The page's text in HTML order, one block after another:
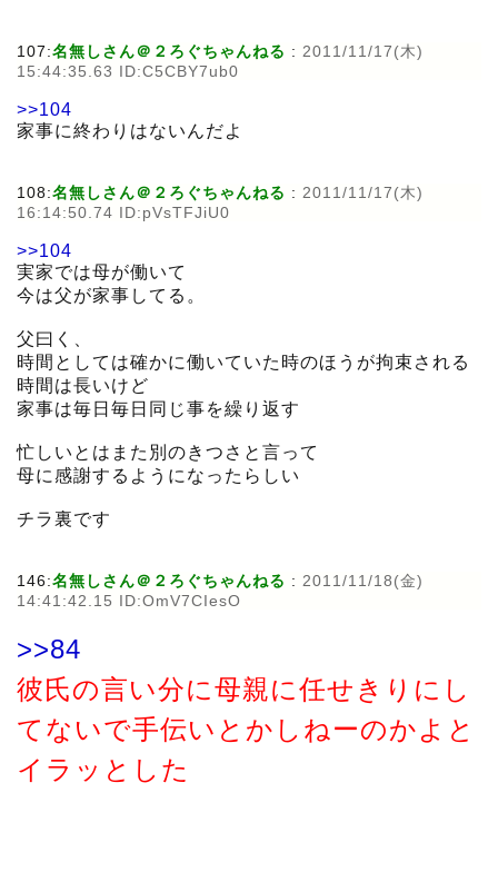
107:名無しさん＠２ろぐちゃんねる : 2011/11/17(木)
15:44:35.63 ID:C5CBY7ub0
>>104
家事に終わりはないんだよ
108:名無しさん＠２ろぐちゃんねる : 2011/11/17(木)
16:14:50.74 ID:pVsTFJiU0
>>104
実家では母が働いて
今は父が家事してる。
父曰く、
時間としては確かに働いていた時のほうが拘束される
時間は長いけど
家事は毎日毎日同じ事を繰り返す
忙しいとはまた別のきつさと言って
母に感謝するようになったらしい
チラ裏です
146:名無しさん＠２ろぐちゃんねる : 2011/11/18(金)
14:41:42.15 ID:OmV7CIesO
>>84
彼氏の言い分に母親に任せきりにし
てないで手伝いとかしねーのかよと
イラッとした